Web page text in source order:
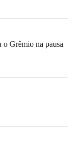
Grêmio na pausa